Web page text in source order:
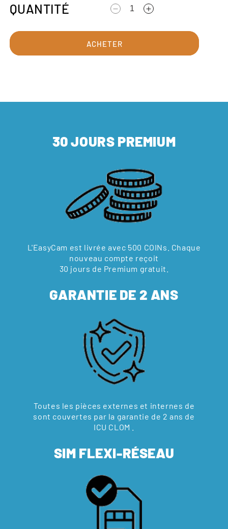
QUANTITÉ
Diminution
la
quantité
pour
Augmentation
quantités
EasyCam
ACHETER
30 JOURS PREMIUM
L'EasyCam est livrée avec 500 COINs. Chaque
nouveau compte reçoit
30 jours de Premium gratuit.
GARANTIE DE 2 ANS
Toutes les pièces externes et internes de
sont couvertes par la garantie de 2 ans de
ICU CLOM .
SIM FLEXI-RÉSEAU